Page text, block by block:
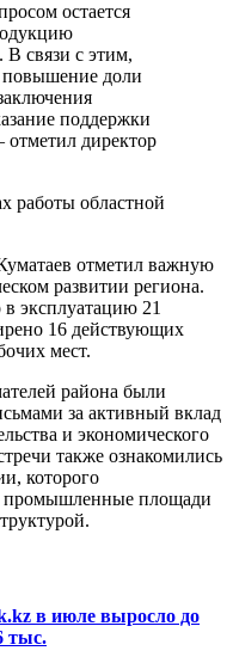
остается
В связи с этим,
повышение доли
поддержки
директор
работы областной
отметил важную
развитии региона.
эксплуатацию 21
16 действующих
мест.
района были
за активный вклад
и экономического
также ознакомились
которого
промышленные площади
в июле выросло до
тыс.